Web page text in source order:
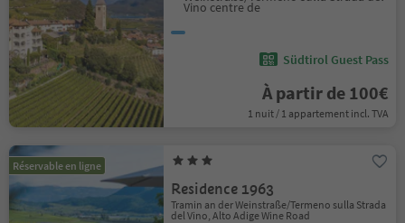
Vino centre de
Südtirol Guest Pass
À partir de 100€
1 nuit / 1 appartement incl. TVA
Réservable en ligne
Residence 1963
Tramin an der Weinstraße/Termeno sulla Strada
del Vino, Alto Adige Wine Road